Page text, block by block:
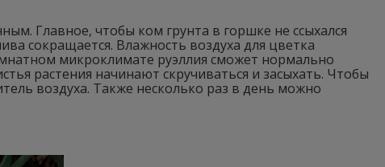
Главное, чтобы ком грунта в горшке не ссыхался
сокращается. Влажность воздуха для цветка
микроклимате руэллия сможет нормально
растения начинают скручиваться и засыхать. Чтобы
воздуха. Также несколько раз в день можно